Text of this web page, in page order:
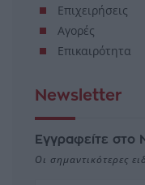
Επιχειρήσεις
Αγορές
Επικαιρότητα
Newsletter
Εγγραφείτε στο
Οι σημαντικότερες